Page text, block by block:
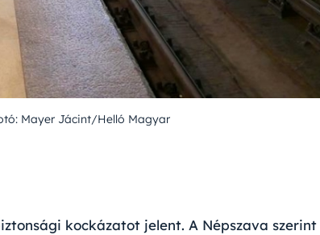
Mayer Jácint/Helló Magyar
kockázatot jelent. A Népszava szerint